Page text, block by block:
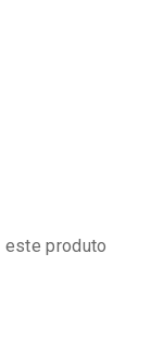
este produto